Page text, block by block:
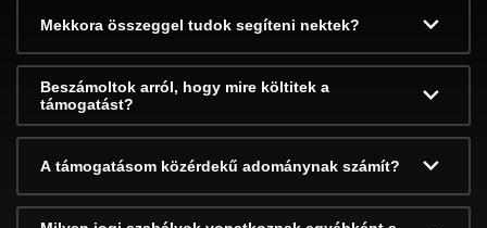
Mekkora összeggel tudok segíteni nektek?
Beszámoltok arról, hogy mire költitek a
támogatást?
A támogatásom közérdekű adománynak számít?